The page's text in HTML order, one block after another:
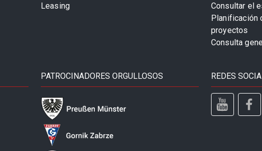
Leasing
Consultar el
Planificación
proyectos
Consulta
PATROCINADORES ORGULLOSOS REDES